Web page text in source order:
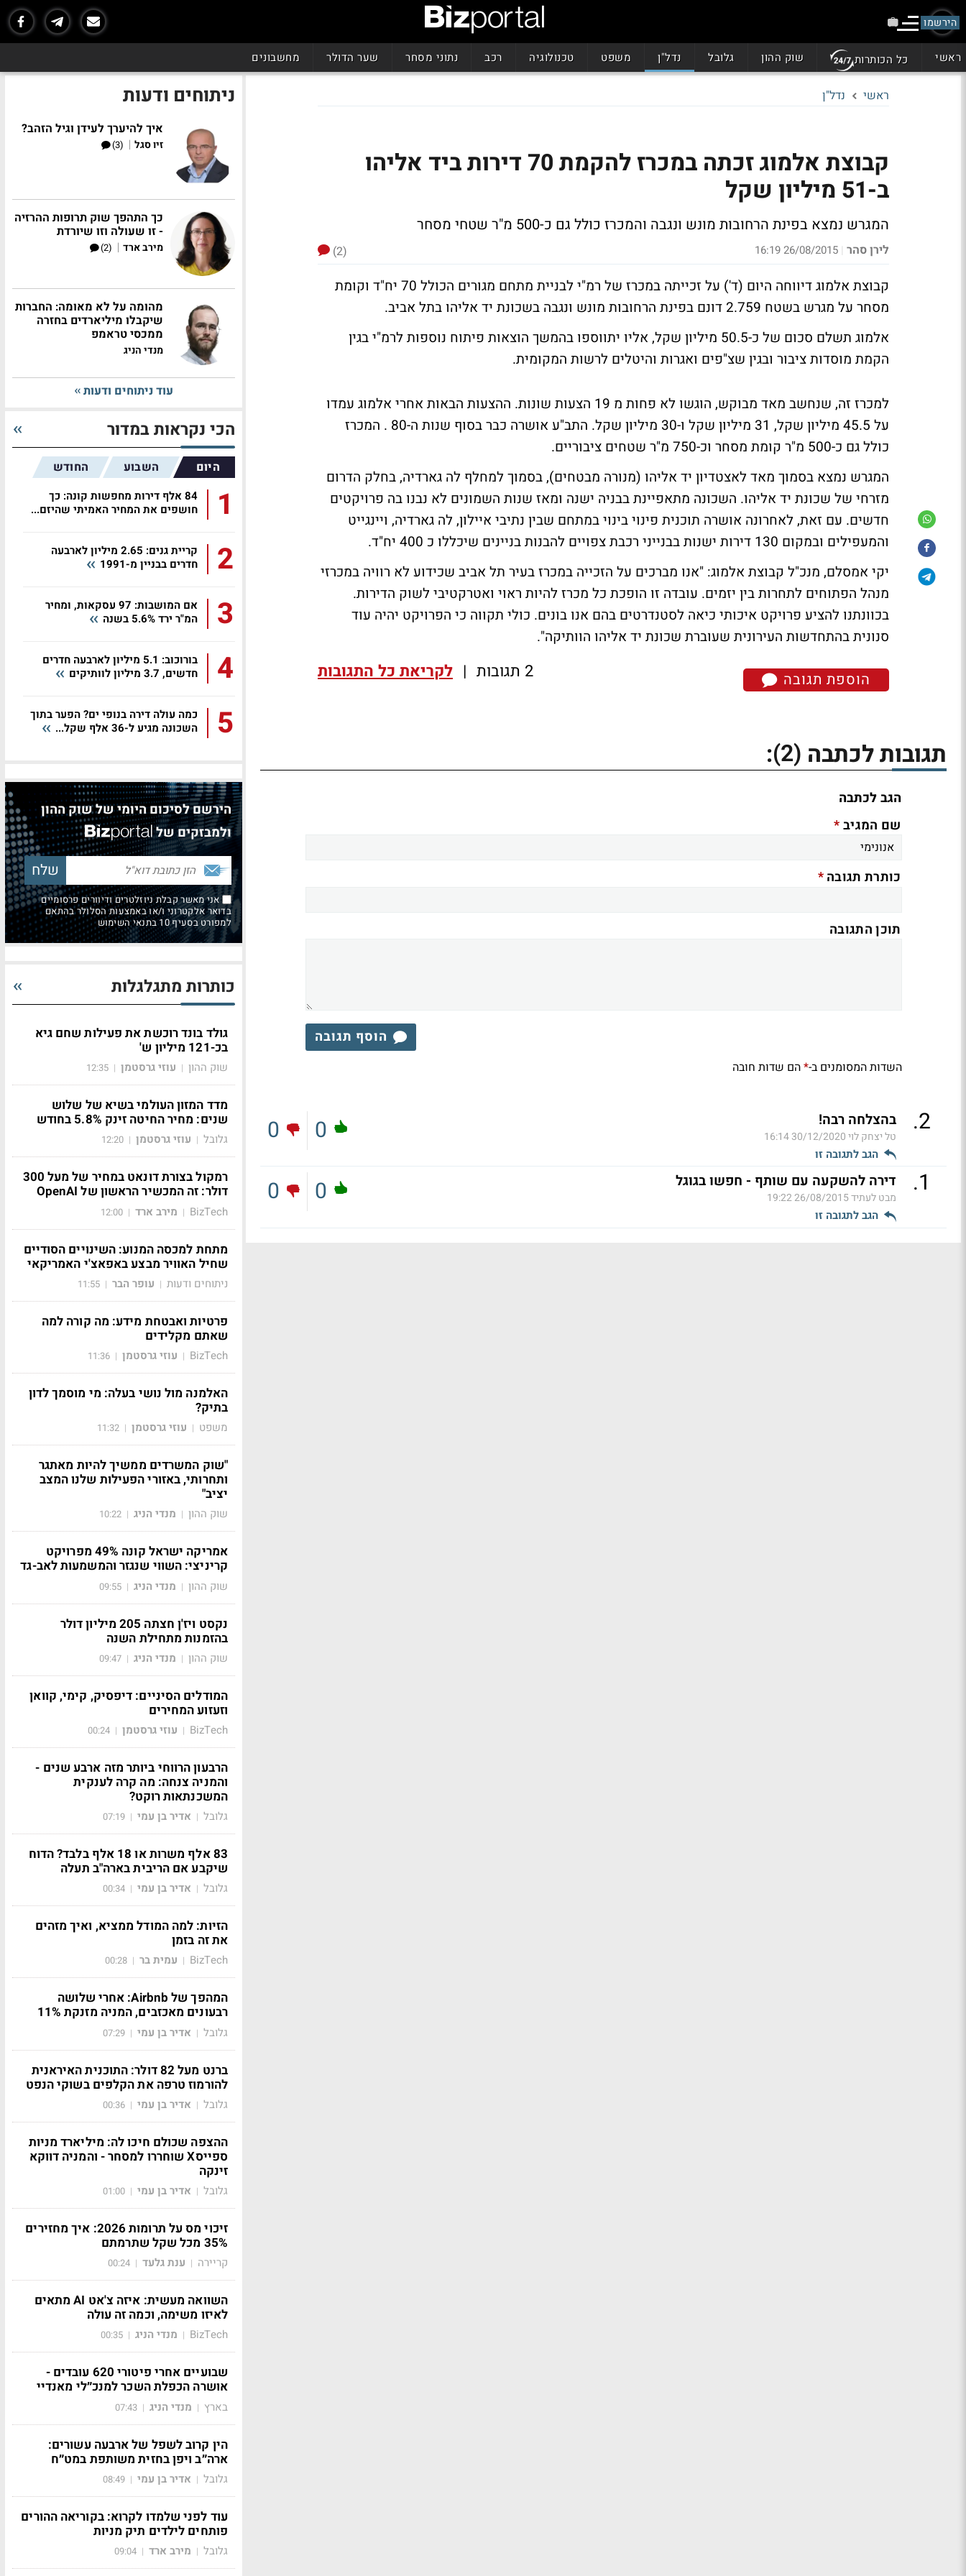
הירשמו
ראשי כל הכותרות שוק ההון גלובל נדל"ן משפט טכנולוגיה רכב נתוני מסחר שער הדולר מחשבונים
ראשי נדל"ן
קבוצת אלמוג זכתה במכרז להקמת 70 דירות ביד אליהו
ב-51 מיליון שקל
המגרש נמצא בפינת הרחובות מונש ונגבה והמכרז כולל גם כ-500 מ"ר שטחי מסחר
לירן סהר |
26/08/2015 16:19
(2)
קבוצת אלמוג דיווחה היום (ד') על זכייתה במכרז של רמ"י לבניית מתחם מגורים הכולל 70 יח"ד וקומת
מסחר על מגרש בשטח 2.759 דונם בפינת הרחובות מונש ונגבה בשכונת יד אליהו בתל אביב.
אלמוג תשלם סכום של כ-50.5 מיליון שקל, אליו יתווספו בהמשך הוצאות פיתוח נוספות לרמ"י בגין
הקמת מוסדות ציבור ובגין שצ"פים ואגרות והיטלים לרשות המקומית.
למכרז זה, שנחשב מאד מבוקש, הוגשו לא פחות מ 19 הצעות שונות. ההצעות הבאות אחרי אלמוג עמדו
על 45.5 מיליון שקל, 31 מיליון שקל ו-30 מיליון שקל. התב"ע אושרה כבר בסוף שנות ה-80 . המכרז
כולל גם כ-500 מ"ר קומת מסחר וכ-750 מ"ר שטחים ציבוריים.
המגרש נמצא בסמוך מאד לאצטדיון יד אליהו (מנורה מבטחים), בסמוך למחלף לה גארדיה, בחלק הדרום
מזרחי של שכונת יד אליהו. השכונה מתאפיינת בבניה ישנה ומאז שנות השמונים לא נבנו בה פרויקטים
חדשים. עם זאת, לאחרונה אושרה תוכנית פינוי בינוי במתחם שבין נתיבי איילון, לה גארדיה, ויינגייט
והמעפילים ובמקום 130 דירות ישנות בבנייני רכבת צפויים להבנות בניינים שיכללו כ 400 יח"ד.
יקי אמסלם, מנכ"ל קבוצת אלמוג: "אנו מברכים על הזכייה במכרז בעיר תל אביב שכידוע לא רוויה במכרזי
מנהל הפתוחים לתחרות בין יזמים. עובדה זו הופכת כל מכרז להיות ראוי ואטרקטיבי לשוק הדירות.
בכוונתנו להציע פרויקט איכותי כיאה לסטנדרטים בהם אנו בונים. כולי תקווה כי הפרויקט יהיה עוד
סנונית בהתחדשות העירונית שעוברת שכונת יד אליהו הוותיקה".
הוספת תגובה 2 תגובות | לקריאת כל התגובות
תגובות לכתבה (2)
:
הגב לכתבה
שם המגיב*
כותרת תגובה*
תוכן התגובה
הוסף תגובה
השדות המסומנים ב-*הם שדות חובה
2
. בהצלחה רבה!
טל יצחק לוי30/12/2020 16:14
הגב לתגובה זו
0
0
1
. דירה להשקעה עם שותף - חפשו בגוגל
מבט לעתיד26/08/2015 19:22
הגב לתגובה זו
0
0
ניתוחים ודעות
איך להיערך לעידן וגיל הזהב?
זיו סגל |
(3)
כך התהפך שוק תרופות ההרזיה
- זו שעולה וזו שיורדת
מירב ארד |
(2)
מהומה על לא מאומה: החברות
שיקבלו מיליארדים בחזרה
ממכסי טראמפ
מנדי הניג
עוד ניתוחים ודעות
הכי נקראות במדור
היום השבוע החודש
1
84 אלף דירות מחפשות קונה: כך
חושפים את המחיר האמיתי שהיזם...
2
קריית גנים: 2.65 מיליון לארבעה
חדרים בבניין מ-1991
3
אם המושבות: 97 עסקאות, ומחיר
המ"ר ירד 5.6% בשנה
4
בורוכוב: 5.1 מיליון לארבעה חדרים
חדשים, 3.7 מיליון לוותיקים
5
כמה עולה דירה בנופי ים? הפער בתוך
השכונה מגיע ל-36 אלף שקל...
הירשם לסיכום היומי של שוק ההון
ולמבזקים של
אני מאשר קבלת ניוזלטרים ודיוורים פרסומיים
בדואר אלקטרוני ו/או באמצעות הסלולר בהתאם
למפורט בסעיף 10 בתנאי השימוש
כותרות מתגלגלות
גולד בונד רוכשת את פעילות שחם גיא
בכ-121 מיליון ש'
שוק ההון | עוזי גרסטמן |
12:35
מדד המזון העולמי בשיא של שלוש
שנים: מחיר החיטה זינק 5.8% בחודש
גלובל | עוזי גרסטמן |
12:20
רמקול בצורת דונאט במחיר של מעל 300
דולר: זה המכשיר הראשון של OpenAI
BizTech
| מירב ארד |
12:00
מתחת למכסה המנוע: השינויים הסודיים
שחיל האוויר מבצע באפאצ'י האמריקאי
ניתוחים ודעות | עופר הבר |
11:55
פרטיות ואבטחת מידע: מה קורה למה
שאתם מקלידים
BizTech
| עוזי גרסטמן |
11:36
האלמנה מול נושי בעלה: מי מוסמך לדון
בתיק?
משפט | עוזי גרסטמן |
11:32
"שוק המשרדים ממשיך להיות מאתגר
ותחרותי, באזורי הפעילות שלנו המצב
יציב"
שוק ההון | מנדי הניג |
10:22
אמריקה ישראל קונה 49% מפרויקט
קריניצי: השווי שנגזר והמשמעות לאב-גד
שוק ההון | מנדי הניג |
09:55
נקסט ויז'ן חצתה 205 מיליון דולר
בהזמנות מתחילת השנה
שוק ההון | מנדי הניג |
09:47
המודלים הסיניים: דיפסיק, קימי, קוואן
וזעזוע המחירים
BizTech
| עוזי גרסטמן |
00:24
הרבעון הרווחי ביותר מזה ארבע שנים -
והמניה צנחה: מה קרה לענקית
המשכנתאות רוקט?
גלובל | אדיר בן עמי |
07:19
83 אלף משרות או 18 אלף בלבד? הדוח
שיקבע אם הריבית בארה"ב תעלה
גלובל | אדיר בן עמי |
00:34
הזיות: למה המודל ממציא, ואיך מזהים
את זה בזמן
BizTech
| עמית בר |
00:28
המהפך של Airbnb: אחרי שלושה
רבעונים מאכזבים, המניה מזנקת 11%
גלובל | אדיר בן עמי |
07:29
ברנט מעל 82 דולר: התוכנית האיראנית
להורמוז טרפה את הקלפים בשוקי הנפט
גלובל | אדיר בן עמי |
00:36
ההצפה שכולם חיכו לה: מיליארד מניות
ספייסX שוחררו למסחר - והמניה דווקא
זינקה
גלובל | אדיר בן עמי |
01:00
זיכוי מס על תרומות 2026: איך מחזירים
35% מכל שקל שתרמתם
קריירה | ענת גלעד |
00:24
השוואה מעשית: איזה צ'אט AI מתאים
לאיזו משימה, וכמה זה עולה
BizTech
| מנדי הניג |
00:35
שבועיים אחרי פיטורי 620 עובדים -
אושרה הכפלת השכר למנכ״לי מאנדיי
בארץ | מנדי הניג |
07:43
הין קרוב לשפל של ארבעה עשורים:
ארה״ב ויפן בחזית משותפת במט״ח
גלובל | אדיר בן עמי |
08:49
עוד לפני שלמדו לקרוא: בקוריאה ההורים
פותחים לילדים תיק מניות
גלובל | מירב ארד |
09:04